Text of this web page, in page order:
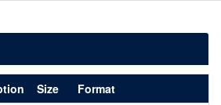
Size
Format